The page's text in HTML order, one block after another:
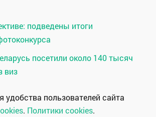
подведены итоги
посетили около 140 тысяч
виз
удобства пользователей сайта
. Политики cookies.